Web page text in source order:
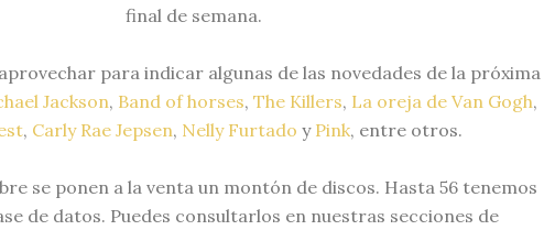
final de semana.
para indicar algunas de las novedades de la próxima
Jackson, Band of horses, The Killers, La oreja de Van Gogh,
, Carly Rae Jepsen, Nelly Furtado y Pink, entre otros.
se ponen a la venta un montón de discos. Hasta 56 tenemos
de datos. Puedes consultarlos en nuestras secciones de